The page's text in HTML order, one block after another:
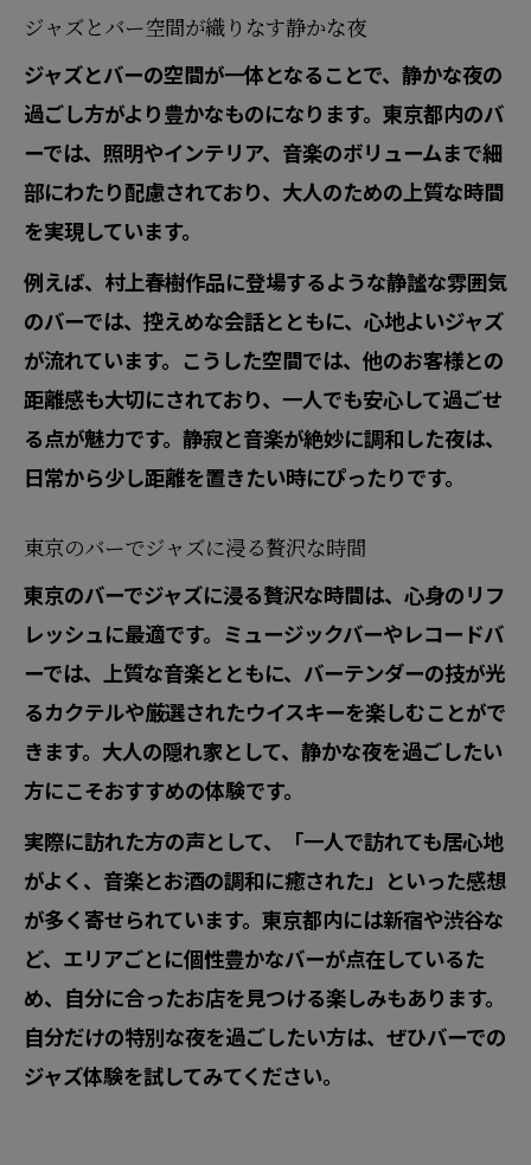
ジャズとバー空間が織りなす静かな夜
ジャズとバーの空間が一体となることで、静かな夜の
過ごし方がより豊かなものになります。東京都内のバ
ーでは、照明やインテリア、音楽のボリュームまで細
部にわたり配慮されており、大人のための上質な時間
を実現しています。
例えば、村上春樹作品に登場するような静謐な雰囲気
のバーでは、控えめな会話とともに、心地よいジャズ
が流れています。こうした空間では、他のお客様との
距離感も大切にされており、一人でも安心して過ごせ
る点が魅力です。静寂と音楽が絶妙に調和した夜は、
日常から少し距離を置きたい時にぴったりです。
東京のバーでジャズに浸る贅沢な時間
東京のバーでジャズに浸る贅沢な時間は、心身のリフ
レッシュに最適です。ミュージックバーやレコードバ
ーでは、上質な音楽とともに、バーテンダーの技が光
るカクテルや厳選されたウイスキーを楽しむことがで
きます。大人の隠れ家として、静かな夜を過ごしたい
方にこそおすすめの体験です。
実際に訪れた方の声として、「一人で訪れても居心地
がよく、音楽とお酒の調和に癒された」といった感想
が多く寄せられています。東京都内には新宿や渋谷な
ど、エリアごとに個性豊かなバーが点在しているた
め、自分に合ったお店を見つける楽しみもあります。
自分だけの特別な夜を過ごしたい方は、ぜひバーでの
ジャズ体験を試してみてください。